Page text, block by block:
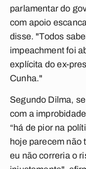
parlamentar do
com apoio
disse. "Todos
impeachment foi
explícita do ex-
Cunha."
Segundo Dilma,
com a
“há de pior na
hoje parecem não
eu não correria o